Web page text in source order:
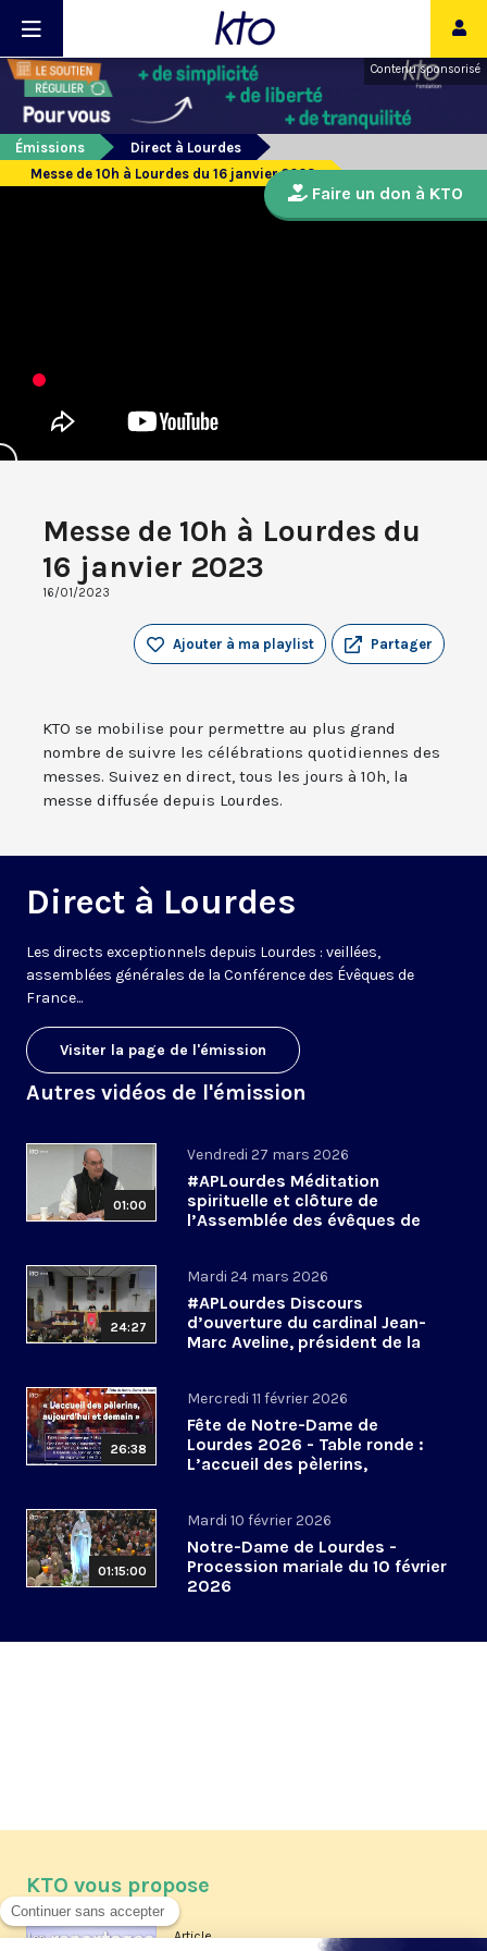
Contenu sponsorisé
Émissions
Direct à Lourdes
Messe de 10h à Lourdes du 16 janvier 2023
Messe de 10h à Lourdes du
16 janvier 2023
16/01/2023
Partager
Ajouter à ma playlist
KTO se mobilise pour permettre au plus grand
nombre de suivre les célébrations quotidiennes des
messes. Suivez en direct, tous les jours à 10h, la
messe diffusée depuis Lourdes.
Direct à Lourdes
Les directs exceptionnels depuis Lourdes : veillées,
assemblées générales de la Conférence des Évêques de
France...
Visiter la page de l'émission
Autres vidéos de l'émission
01:00
Vendredi 27 mars 2026
#APLourdes Méditation
spirituelle et clôture de
l’Assemblée des évêques de
24:27
Mardi 24 mars 2026
#APLourdes Discours
d’ouverture du cardinal Jean-
Marc Aveline, président de la
26:38
Mercredi 11 février 2026
Fête de Notre-Dame de
Lourdes 2026 - Table ronde :
L’accueil des pèlerins,
01:15:00
Mardi 10 février 2026
Notre-Dame de Lourdes -
Procession mariale du 10 février
2026
Faire un don à KTO
KTO vous propose
Article